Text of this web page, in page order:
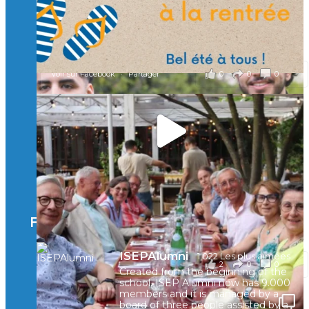
Mastères Spécialisés, qui allient excellence technologique et
valeurs humaines, au cœur de notre pro
...Voir plus
il y a 2 mois
0 0 0
Voir sur Facebook · Partager
🚀Afterwork à Genève 🚀
🥳 Le 22 avril dernier, 14 Alumni vivant / travaillant
en Suisse ont partagé un moment convivial de
retrouvailles et d'échanges !
Merci à tous pour votre présence et à Alexandre
CHEA pour l'organisation !
il y a 3 mois
2 0 0
Voir sur Facebook · Partager
Facebook
ISEPAlumni 1,022 Les plus aimées
Created from the beginning of the
school, ISEP Alumni now has 9.000
members and it is managed by a
board of three people assisted by a